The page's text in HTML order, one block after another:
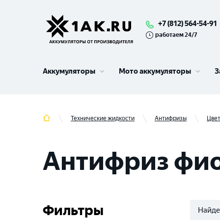
+7 (812) 564-54-91
работаем 24/7
Аккумуляторы Мото аккумуляторы
Технические жидкости Антифризы Цвет
Антифриз
Фильтры